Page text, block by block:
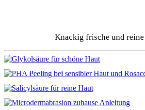
Knackig frische und